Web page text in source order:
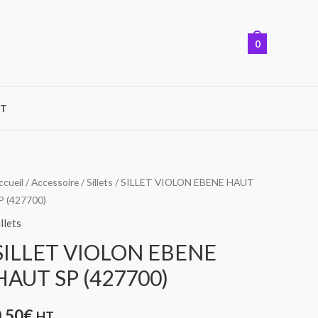
0
/Accessoire/Sillets / SILLET VIOLON EBENE HAUT
(427700)
VIOLON EBENE
SP (427700)